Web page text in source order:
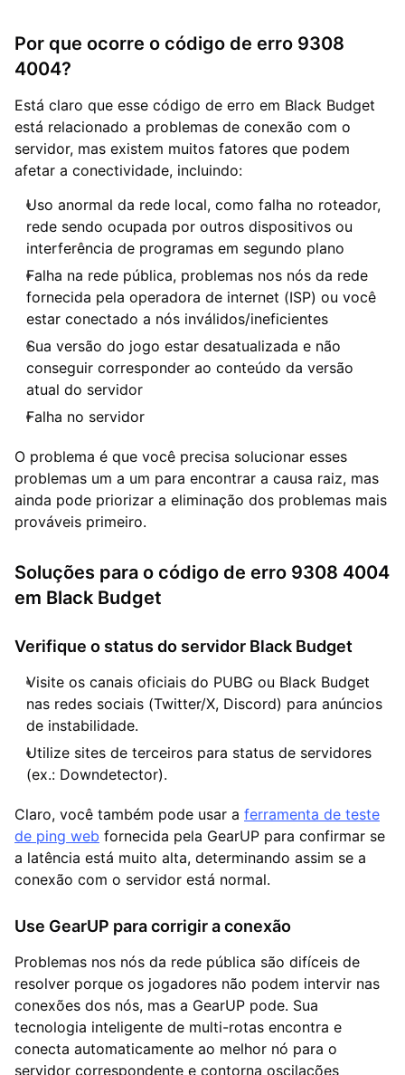
Por que ocorre o código de erro 9308
4004?
Está claro que esse código de erro em Black Budget
está relacionado a problemas de conexão com o
servidor, mas existem muitos fatores que podem
afetar a conectividade, incluindo:
Uso anormal da rede local, como falha no roteador,
rede sendo ocupada por outros dispositivos ou
interferência de programas em segundo plano
Falha na rede pública, problemas nos nós da rede
fornecida pela operadora de internet (ISP) ou você
estar conectado a nós inválidos/ineficientes
Sua versão do jogo estar desatualizada e não
conseguir corresponder ao conteúdo da versão
atual do servidor
Falha no servidor
O problema é que você precisa solucionar esses
problemas um a um para encontrar a causa raiz, mas
ainda pode priorizar a eliminação dos problemas mais
prováveis primeiro.
Soluções para o código de erro 9308 4004
em Black Budget
Verifique o status do servidor Black Budget
Visite os canais oficiais do PUBG ou Black Budget
nas redes sociais (Twitter/X, Discord) para anúncios
de instabilidade.
Utilize sites de terceiros para status de servidores
(ex.: Downdetector).
Claro, você também pode usar a ferramenta de teste
de ping web fornecida pela GearUP para confirmar se
a latência está muito alta, determinando assim se a
conexão com o servidor está normal.
Use GearUP para corrigir a conexão
Problemas nos nós da rede pública são difíceis de
resolver porque os jogadores não podem intervir nas
conexões dos nós, mas a GearUP pode. Sua
tecnologia inteligente de multi-rotas encontra e
conecta automaticamente ao melhor nó para o
servidor correspondente e contorna oscilações